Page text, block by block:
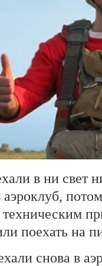
в ни свет
поехать на
снова в